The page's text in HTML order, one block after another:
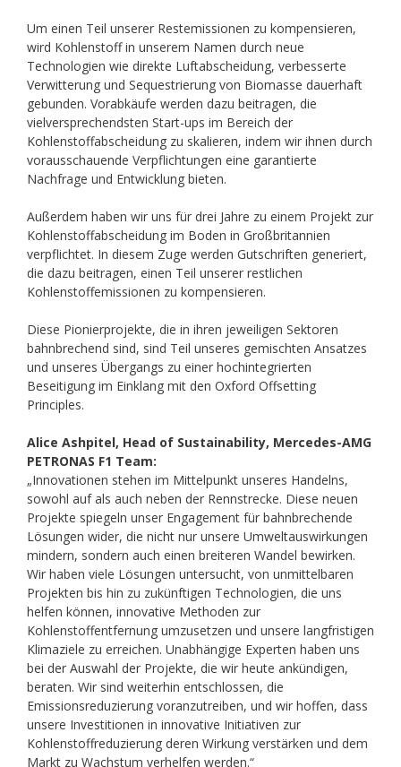
Um einen Teil unserer Restemissionen zu kompensieren,
wird Kohlenstoff in unserem Namen durch neue
Technologien wie direkte Luftabscheidung, verbesserte
Verwitterung und Sequestrierung von Biomasse dauerhaft
gebunden. Vorabkäufe werden dazu beitragen, die
vielversprechendsten Start-ups im Bereich der
Kohlenstoffabscheidung zu skalieren, indem wir ihnen durch
vorausschauende Verpflichtungen eine garantierte
Nachfrage und Entwicklung bieten.
Außerdem haben wir uns für drei Jahre zu einem Projekt zur
Kohlenstoffabscheidung im Boden in Großbritannien
verpflichtet. In diesem Zuge werden Gutschriften generiert,
die dazu beitragen, einen Teil unserer restlichen
Kohlenstoffemissionen zu kompensieren.
Diese Pionierprojekte, die in ihren jeweiligen Sektoren
bahnbrechend sind, sind Teil unseres gemischten Ansatzes
und unseres Übergangs zu einer hochintegrierten
Beseitigung im Einklang mit den Oxford Offsetting
Principles.
Alice Ashpitel, Head of Sustainability, Mercedes-AMG
PETRONAS F1 Team:
„Innovationen stehen im Mittelpunkt unseres Handelns,
sowohl auf als auch neben der Rennstrecke. Diese neuen
Projekte spiegeln unser Engagement für bahnbrechende
Lösungen wider, die nicht nur unsere Umweltauswirkungen
mindern, sondern auch einen breiteren Wandel bewirken.
Wir haben viele Lösungen untersucht, von unmittelbaren
Projekten bis hin zu zukünftigen Technologien, die uns
helfen können, innovative Methoden zur
Kohlenstoffentfernung umzusetzen und unsere langfristigen
Klimaziele zu erreichen. Unabhängige Experten haben uns
bei der Auswahl der Projekte, die wir heute ankündigen,
beraten. Wir sind weiterhin entschlossen, die
Emissionsreduzierung voranzutreiben, und wir hoffen, dass
unsere Investitionen in innovative Initiativen zur
Kohlenstoffreduzierung deren Wirkung verstärken und dem
Markt zu Wachstum verhelfen werden.“